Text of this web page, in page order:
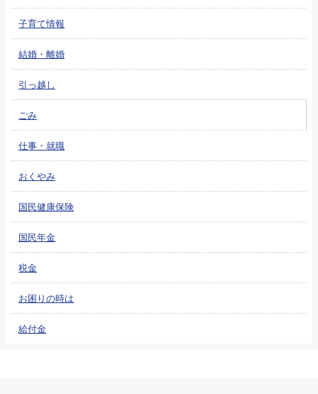
子育て情報
結婚・離婚
引っ越し
ごみ
仕事・就職
おくやみ
国民健康保険
国民年金
税金
お困りの時は
給付金